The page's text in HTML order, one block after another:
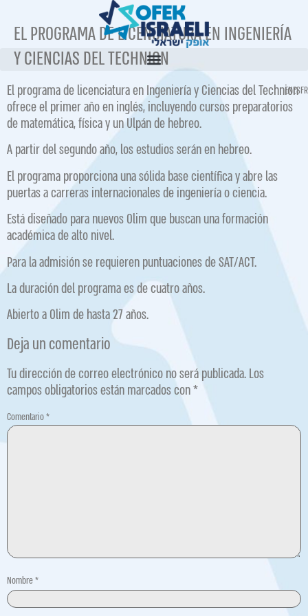
ENESFR
EL PROGRAMA DE LICENCIATURA EN INGENIERÍA
Y CIENCIAS DEL TECHNION
El programa de licenciatura en Ingeniería y Ciencias del Technion
ofrece el primer año en inglés, incluyendo cursos preparatorios
de matemática, física y un Ulpán de hebreo.
A partir del segundo año, los estudios serán en hebreo.
El programa proporciona una sólida base científica y abre las
puertas a carreras internacionales de ingeniería o ciencia.
Está diseñado para nuevos Olim que buscan una formación
académica de alto nivel.
Para la admisión se requieren puntuaciones de SAT/ACT.
La duración del programa es de cuatro años.
Abierto a Olim de hasta 27 años.
Deja un comentario
Tu dirección de correo electrónico no será publicada.Los
campos obligatorios están marcados con*
Comentario*
Nombre*